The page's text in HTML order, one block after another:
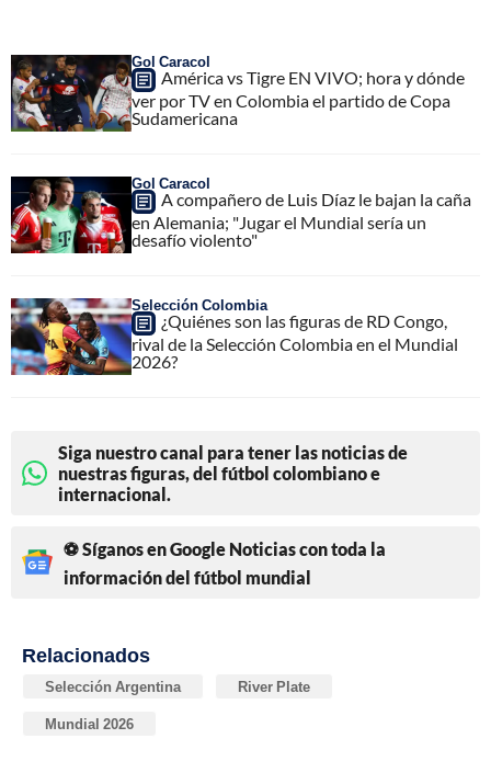
Gol Caracol
América vs Tigre EN VIVO; hora y dónde
ver por TV en Colombia el partido de Copa
Sudamericana
Gol Caracol
A compañero de Luis Díaz le bajan la caña
en Alemania; "Jugar el Mundial sería un
desafío violento"
Selección Colombia
¿Quiénes son las figuras de RD Congo,
rival de la Selección Colombia en el Mundial
2026?
Siga nuestro canal para tener las noticias de
nuestras figuras, del fútbol colombiano e
internacional.
⚽ Síganos en Google Noticias con toda la
información del fútbol mundial
Relacionados
Selección Argentina River Plate
Mundial 2026